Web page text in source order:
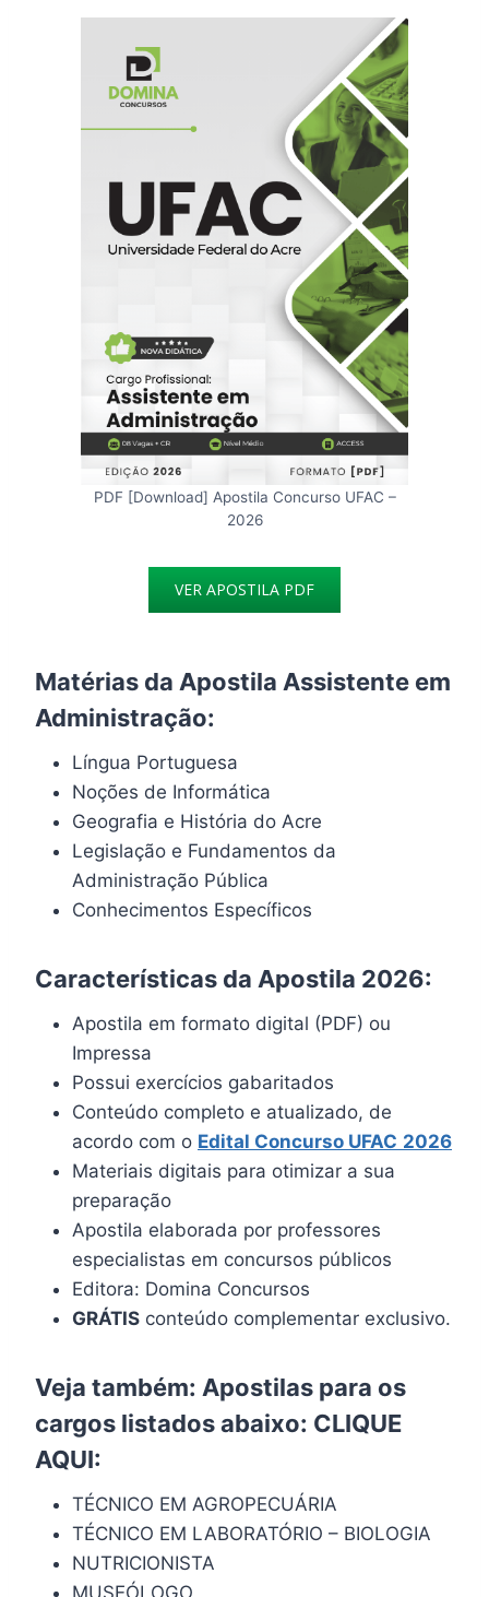
PDF [Download] Apostila Concurso UFAC –
2026
VER APOSTILA PDF
Matérias da Apostila Assistente em
Administração:
Língua Portuguesa
Noções de Informática
Geografia e História do Acre
Legislação e Fundamentos da
Administração Pública
Conhecimentos Específicos
Características da Apostila 2026:
Apostila em formato digital (PDF) ou
Impressa
Possui exercícios gabaritados
Conteúdo completo e atualizado, de
acordo com o Edital Concurso UFAC 2026
Materiais digitais para otimizar a sua
preparação
Apostila elaborada por professores
especialistas em concursos públicos
Editora: Domina Concursos
GRÁTIS conteúdo complementar exclusivo.
Veja também: Apostilas para os
cargos listados abaixo: CLIQUE
AQUI:
TÉCNICO EM AGROPECUÁRIA
TÉCNICO EM LABORATÓRIO – BIOLOGIA
NUTRICIONISTA
MUSEÓLOGO